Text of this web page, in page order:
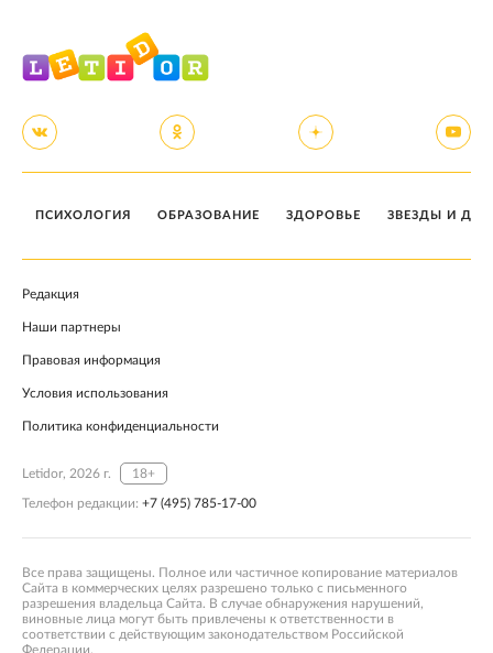
ПСИХОЛОГИЯ ОБРАЗОВАНИЕ ЗДОРОВЬЕ ЗВЕЗДЫ И
Редакция
Наши партнеры
Правовая информация
Условия использования
Политика конфиденциальности
Letidor, 2026 г. 18+
Телефон редакции: +7 (495) 785-17-00
Все права защищены. Полное или частичное копирование материалов
Сайта в коммерческих целях разрешено только с письменного
разрешения владельца Сайта. В случае обнаружения нарушений,
виновные лица могут быть привлечены к ответственности в
соответствии с действующим законодательством Российской
Федерации.